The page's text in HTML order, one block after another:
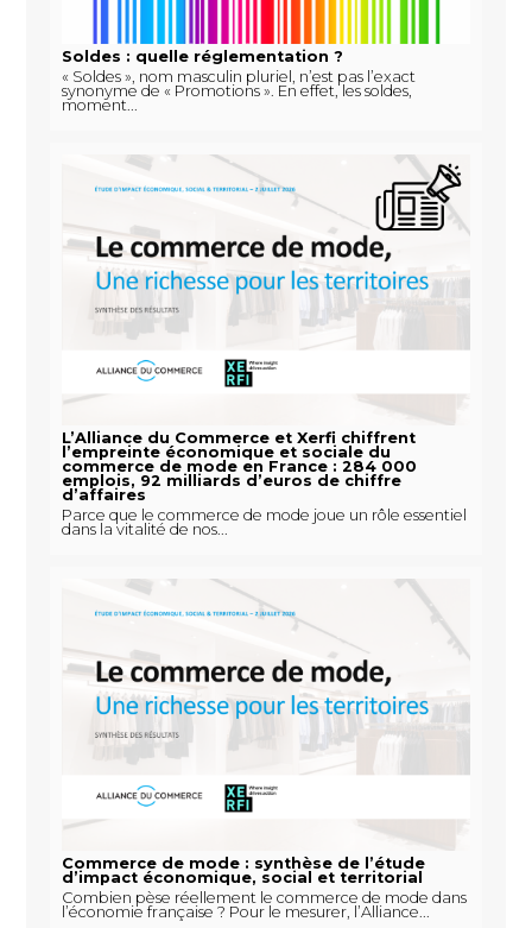
Soldes : quelle réglementation ?
« Soldes », nom masculin pluriel, n’est pas l’exact
synonyme de « Promotions ». En effet, les soldes,
moment...
L’Alliance du Commerce et Xerfi chiffrent
l’empreinte économique et sociale du
commerce de mode en France : 284 000
emplois, 92 milliards d’euros de chiffre
d’affaires
Parce que le commerce de mode joue un rôle essentiel
dans la vitalité de nos...
Commerce de mode : synthèse de l’étude
d’impact économique, social et territorial
Combien pèse réellement le commerce de mode dans
l’économie française ? Pour le mesurer, l’Alliance...